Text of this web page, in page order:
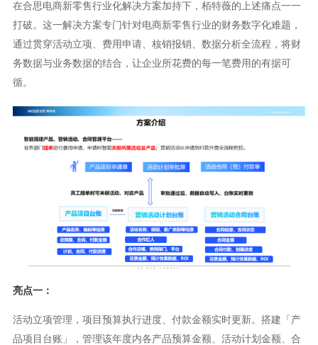
在合思电商新零售行业化解决方案加持下，栢特薇的上述痛点一一
打破。这一解决方案专门针对电商新零售行业的财务数字化难题，
通过贯穿活动立项、费用申请、核销报销、数据分析全流程，将财
务数据与业务数据的结合，让企业所花费的每一笔费用的有据可
循。
亮点一：
活动立项管理，项目预算执行进度、付款金额实时更新。搭建「产
品项目台账」，管理该年度内各产品预算金额、活动计划金额、合